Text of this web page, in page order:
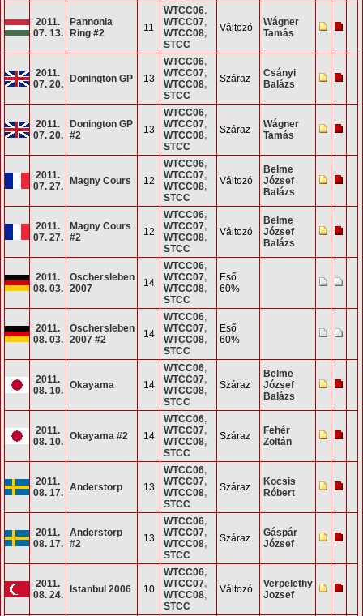
2011.
07. 13.
Pannonia
Ring #2
11
WTCC06,
WTCC07,
WTCC08,
STCC
Változó
Wágner
Tamás
2011.
07. 20.
Donington GP 13
WTCC06,
WTCC07,
WTCC08,
STCC
Száraz
Csányi
Balázs
2011.
07. 20.
Donington GP
#2
13
WTCC06,
WTCC07,
WTCC08,
STCC
Száraz
Wágner
Tamás
2011.
07. 27.
Magny Cours 12
WTCC06,
WTCC07,
WTCC08,
STCC
Változó
Belme
József
Balázs
2011.
07. 27.
Magny Cours
#2
12
WTCC06,
WTCC07,
WTCC08,
STCC
Változó
Belme
József
Balázs
2011.
08. 03.
Oschersleben
2007
14
WTCC06,
WTCC07,
WTCC08,
STCC
Eső
60%
2011.
08. 03.
Oschersleben
2007 #2
14
WTCC06,
WTCC07,
WTCC08,
STCC
Eső
60%
2011.
08. 10.
Okayama 14
WTCC06,
WTCC07,
WTCC08,
STCC
Száraz
Belme
József
Balázs
2011.
08. 10.
Okayama #2 14
WTCC06,
WTCC07,
WTCC08,
STCC
Száraz
Fehér
Zoltán
2011.
08. 17.
Anderstorp 13
WTCC06,
WTCC07,
WTCC08,
STCC
Száraz
Kocsis
Róbert
2011.
08. 17.
Anderstorp
#2
13
WTCC06,
WTCC07,
WTCC08,
STCC
Száraz
Gáspár
József
2011.
08. 24.
Istanbul 2006 10
WTCC06,
WTCC07,
WTCC08,
STCC
Változó
Verpelethy
Jozsef